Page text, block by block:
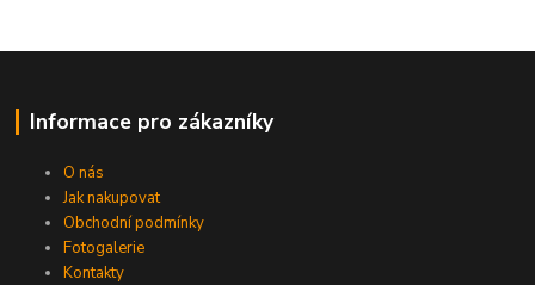
Informace pro zákazníky
O nás
Jak nakupovat
Obchodní podmínky
Fotogalerie
Kontakty